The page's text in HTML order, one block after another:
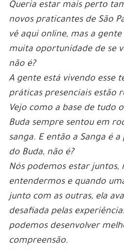
Queria estar mais perto
novos praticantes de São
vê aqui online, mas a
muita oportunidade de se
não é?
A gente está vivendo esse
práticas presenciais estão
Vejo como a base de tudo
Buda sempre sentou em
sanga. E então a Sanga é
do Buda, não é?
Nós podemos estar juntos,
entendermos e quando
junto com as outras, ela
desafiada pelas
podemos desenvolver
compreensão.